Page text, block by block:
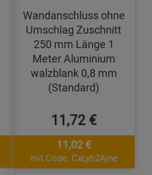
Wandanschluss ohne
Umschlag Zuschnitt
250 mm Länge 1
Meter Aluminium
walzblank 0,8 mm
(Standard)
11,72 €
11,02 €
mit Code: CxLyh2Ajne